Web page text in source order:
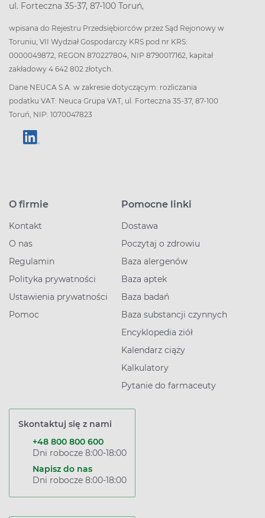
ul. Forteczna 35-37, 87-100 Toruń,
wpisana do Rejestru Przedsiębiorców przez Sąd Rejonowy w
Toruniu, VII Wydział Gospodarczy KRS pod nr KRS:
0000049872, REGON 870227804, NIP 8790017162, kapitał
zakładowy 4 642 802 złotych.
Dane NEUCA S.A. w zakresie dotyczącym: rozliczania
podatku VAT: Neuca Grupa VAT, ul. Forteczna 35-37, 87-100
Toruń, NIP: 1070047823
O firmie
Kontakt
O nas
Regulamin
Polityka prywatności
Ustawienia prywatności
Pomoc
Pomocne linki
Dostawa
Poczytaj o zdrowiu
Baza alergenów
Baza aptek
Baza badań
Baza substancji czynnych
Encyklopedia ziół
Kalendarz ciąży
Kalkulatory
Pytanie do farmaceuty
Skontaktuj się z nami
+48 800 800 600
Dni robocze 8:00-18:00
Napisz do nas
Dni robocze 8:00-18:00